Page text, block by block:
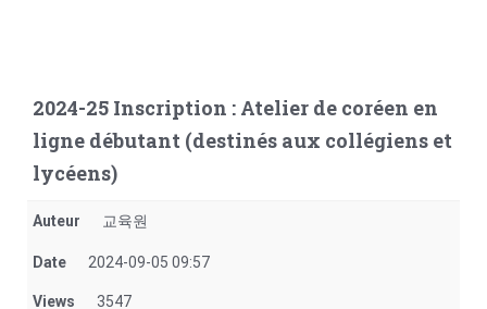
2024-25 Inscription : Atelier de coréen en
ligne débutant (destinés aux collégiens et
lycéens)
Auteur 교육원
Date 2024-09-05 09:57
Views 3547